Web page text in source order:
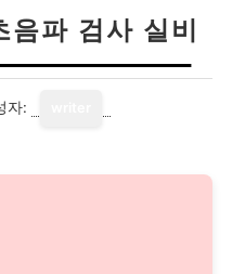
파 검사 실비
자: